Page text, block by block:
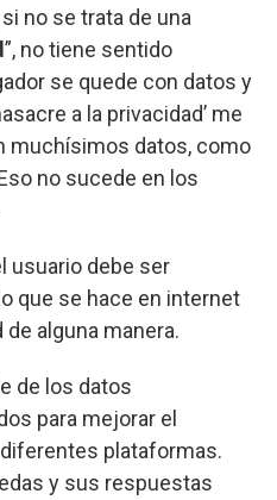
no se trata de una
”, no tiene sentido
se quede con datos y
a la privacidad’ me
muchísimos datos, como
no sucede en los
usuario debe ser
que se hace en internet
de alguna manera.
de los datos
para mejorar el
plataformas.
y sus respuestas